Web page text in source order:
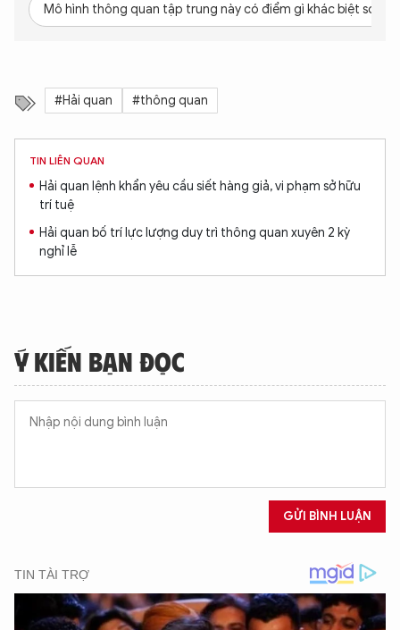
Mô hình thông quan tập trung này có điểm gì khác biệt so với
#Hải quan #thông quan
TIN LIÊN QUAN
Hải quan lệnh khẩn yêu cầu siết hàng giả, vi phạm sở hữu
trí tuệ
Hải quan bố trí lực lượng duy trì thông quan xuyên 2 kỳ
nghỉ lễ
Ý KIẾN BẠN ĐỌC
GỬI BÌNH LUẬN
XIN CHÀO,
TÔI LÀ CHATBOT CỦA